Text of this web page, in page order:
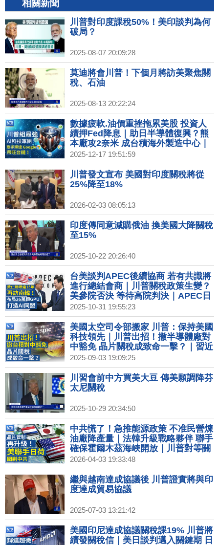
相關新聞
川普對印度課稅50%！美印談判為何
破局？
2025-08-07 20:09:28
莫迪將會川普！下個月將訪美聚焦關
稅、石油
2025-08-13 20:22:24
數據疲軟.油價重挫拖累美股 投資人
續押Fed降息｜助日半導體復興？熊
本廠攻2奈米 成台積海外製造中心｜
台灣僅23%商品遭課稅 美主要貿易夥
伴中最低｜中國零售數據創疫情來新
低 商場冷清關門倒閉｜北極圈芬蘭聖
誕老人村 聖誕老人啟程送祝福
2025-12-17 19:51:59
川普發文宣布 美國對印度關稅將從
25%降至18%
2026-02-03 08:05:13
印度傳同意減購俄油 換美國大降關稅
至15%
2025-10-22 20:26:40
台美談判APEC後續協商 若有共識將
進行總結會商｜川普關稅政策生變？
美參院否決 等待高院判決｜APEC日
韓領袖首次會晤 大會轉播秀中華民國
國旗｜黃仁勳睽違15年再訪南韓！握
川普牌擴美AI影響力｜迎雙11！統一
擴大電商布局 富邦媒推跨境服務
2025-10-31 19:55:23
美國太空司令部搬家 川普：保持美國
科技領先｜川普出招！撤半導體廠對
中豁免 晶片關稅成致命一擊？｜習近
平白送20億給成員國 引輿論炮轟｜數
發部：3條國際海纜斷線 EAC2斷在
菲星之間
2025-09-03 19:09:25
川習會前中方買美大豆 傳美願調降芬
太尼關稅
2025-10-29 20:34:50
中共慌了！急推能源政策 不准民營煉
油廠降產量｜法韓升級戰略夥伴 聯手
確保霍爾木茲海峽開放｜川普對等關
稅滿周年 白宮：加速製造業回流美國
｜川普祭100%藥品關稅 日韓瑞最低
15%台無豁免｜美國會提案聯手盟友
對中晶片設備出口管制升級
2026-04-03 19:33:48
繼與越南達成協議後 川普證實將與印
度達成貿易協議
2025-07-03 13:21:42
美國印尼達成協議關稅課19% 川普將
續發關稅信｜美日談判邁入關鍵期 日